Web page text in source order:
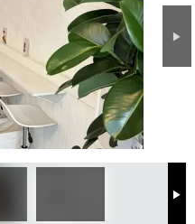
Next
Next